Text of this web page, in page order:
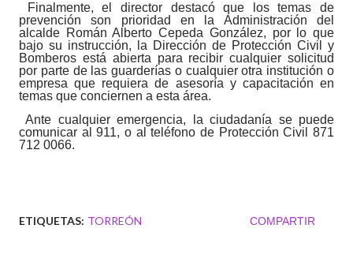
Finalmente, el director destacó que los temas de
prevención son prioridad en la Administración del
alcalde Román Alberto Cepeda González, por lo que
bajo su instrucción, la Dirección de Protección Civil y
Bomberos está abierta para recibir cualquier solicitud
por parte de las guarderías o cualquier otra institución o
empresa que requiera de asesoría y capacitación en
temas que conciernen a esta área.
Ante cualquier emergencia, la ciudadanía se puede
comunicar al 911, o al teléfono de Protección Civil 871
712 0066.
ETIQUETAS: TORREÓN COMPARTIR